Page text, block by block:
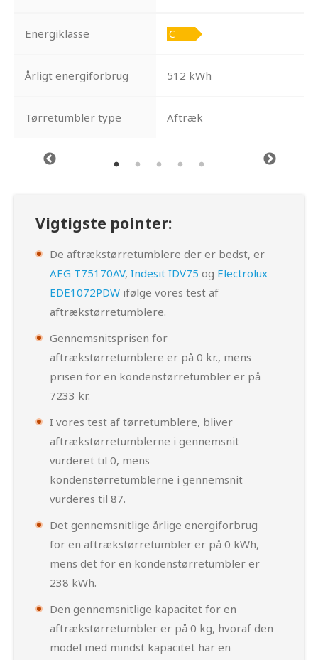
Energiklasse
Årligt energiforbrug 512 kWh
Tørretumbler type Aftræk
Vigtigste pointer:
De aftrækstørretumblere der er bedst, er
AEG T75170AV, Indesit IDV75 og Electrolux
EDE1072PDW ifølge vores test af
aftrækstørretumblere.
Gennemsnitsprisen for
aftrækstørretumblere er på 0 kr., mens
prisen for en kondenstørretumbler er på
7233 kr.
I vores test af tørretumblere, bliver
aftrækstørretumblerne i gennemsnit
vurderet til 0, mens
kondenstørretumblerne i gennemsnit
vurderes til 87.
Det gennemsnitlige årlige energiforbrug
for en aftrækstørretumbler er på 0 kWh,
mens det for en kondenstørretumbler er
238 kWh.
Den gennemsnitlige kapacitet for en
aftrækstørretumbler er på 0 kg, hvoraf den
model med mindst kapacitet har en